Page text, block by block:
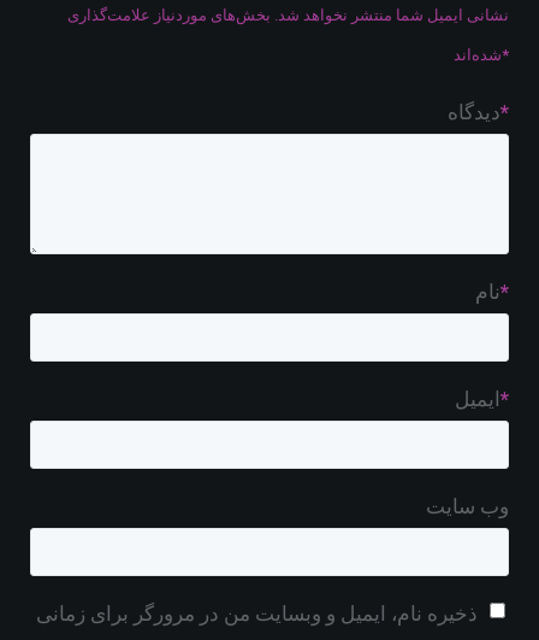
نشانی ایمیل شما منتشر نخواهد شد. بخش‌های موردنیاز علامت‌گذاری
شده‌اند*
دیدگاه*
نام*
ایمیل*
وب‌ سایت
ذخیره نام، ایمیل و وبسایت من در مرورگر برای زمانی